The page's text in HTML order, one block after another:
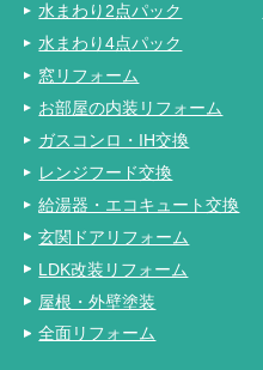
水まわり2点パック
水まわり4点パック
窓リフォーム
お部屋の内装リフォーム
ガスコンロ・IH交換
レンジフード交換
給湯器・エコキュート交換
玄関ドアリフォーム
LDK改装リフォーム
屋根・外壁塗装
全面リフォーム